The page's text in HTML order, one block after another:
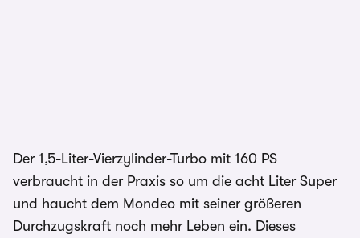
Der 1,5-Liter-Vierzylinder-Turbo mit 160 PS
verbraucht in der Praxis so um die acht Liter Super
und haucht dem Mondeo mit seiner größeren
Durchzugskraft noch mehr Leben ein. Dieses